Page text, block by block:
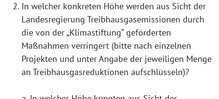
In welcher konkreten Höhe werden aus Sicht der
Landesregierung Treibhausgasemissionen durch
die von der „Klimastiftung“ geförderten
Maßnahmen verringert (bitte nach einzelnen
Projekten und unter Angabe der jeweiligen Menge
an Treibhausgasreduktionen aufschlüsseln)?